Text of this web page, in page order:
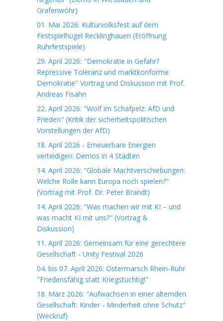
Grafenwöhr)
01. Mai 2026: Kulturvolksfest auf dem
Festspielhügel Recklinghauen (Eröffnung
Ruhrfestspiele)
29. April 2026: "Demokratie in Gefahr?
Repressive Toleranz und marktkonforme
Demokratie" Vortrag und Diskussion mit Prof.
Andreas Fisahn
22. April 2026: "Wolf im Schafpelz: AfD und
Frieden" (Kritik der sicherheitspolitischen
Vorstellungen der AfD)
18. April 2026 - Erneuerbare Energien
verteidigen: Demos in 4 Städten
14. April 2026: "Globale Machtverschiebungen:
Welche Rolle kann Europa noch spielen?"
(Vortrag mit Prof. Dr. Peter Brandt)
14. April 2026: "Was machen wir mit KI – und
was macht KI mit uns?" (Vortrag &
Diskussion)
11. April 2026: Gemeinsam für eine gerechtere
Gesellschaft - Unity Festival 2026
04. bis 07. April 2026: Ostermarsch Rhein-Ruhr
"Friedensfähig statt Kriegstüchtig!"
18. März 2026: "Aufwachsen in einer alternden
Gesellschaft: Kinder - Minderheit ohne Schutz"
(Weckruf)